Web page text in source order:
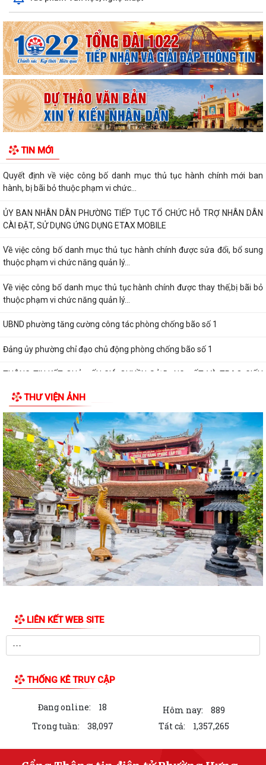
TIN MỚI
THÔNG BÁO: Thời gian tiếp tục triển khai thu Thuế sử dụng đất phi
nông nghiệp năm 2026 trên địa bàn...
Hải Phòng công khai thủ tục hành chính đặc thù mới ban hành lĩnh vực
đất đai thuộc phạm vi chức...
Hải Phòng công bố danh mục thủ tục hành chính được sửa đổi, bổ
sung, bị bãi bỏ thuộc phạm vi chức...
DÂN CÀI ĐẶT, SỬ DỤNG ỨNG DỤNG ETAX MOBILE,...
Quyết định về việc công bố danh mục thủ tục hành chính mới ban
hành, bị bãi bỏ thuộc phạm vi chức...
ỦY BAN NHÂN DÂN PHƯỜNG TIẾP TỤC TỔ CHỨC HỖ TRỢ NHÂN DÂN
CÀI ĐẶT, SỬ DỤNG ỨNG DỤNG ETAX MOBILE
Về việc công bố danh mục thủ tục hành chính được sửa đổi, bổ sung
thuộc phạm vi chức năng quản lý...
Về việc công bố danh mục thủ tục hành chính được thay thế,bị bãi bỏ
thuộc phạm vi chức năng quản lý...
UBND phường tăng cường công tác phòng chống bão số 1
Đảng ủy phường chỉ đạo chủ động phòng chống bão số 1
THÔNG TIN KẾT QUẢ ĐẤU GIÁ QUYỀN SỬ DỤNG ĐẤT VÀ TRAO GIẤY
THÔNG BÁO Về việc công khai số điện thoại đường dây nóng và trang
thông tin tiếp nhận kiến nghị,...
ẤM ÁP CHƯƠNG TRÌNH THĂM, TẶNG QUÀ NHÂN KỶ NIỆM 25 NĂM
NGÀY GIA ĐÌNH VIỆT NAM (28/6/2001 – 28/6/2026)
HỘI CỰU CHIẾN BINH, HỘI LHPN PHƯỜNG HƯNG ĐẠO DỌN VỆ SINH
NGHĨA TRANG LIỆT SĨ
HỘI ĐỒNG NHÂN DÂN PHƯỜNG HƯNG ĐẠO TỔ CHỨC KỲ HỌP THỨ 2
(KỲ HỌP THƯỜNG LỆ GIỮA NĂM) NĂM 2026
Đảng ủy phường Hưng Đạo đạt nhiều kết quả tích cực trong 6 tháng
đầu năm 2026
TRUNG TÂM CHÍNH TRỊ PHƯỜNG HƯNG ĐẠO TỔ CHỨC HỘI NGHỊ BÁO
CÁO VIÊN THÁNG 6 NĂM 2026
HỘI CỰU CHIẾN BINH PHƯỜNG RA MẮT MÔ HÌNH "CỰU CHIẾN BINH
THAM GIA QUẢN LÝ, CHĂM SÓC NGHĨA TRANG...
ĐẨY MẠNH CÔNG TÁC HUẤN LUYỆN PKND CỦA BCH QUÂN SỰ
PHƯỜNG HƯNG ĐẠO
THƯ VIỆN ẢNH
LIÊN KẾT WEB SITE
THỐNG KÊ TRUY CẬP
Đang online: 18 Hôm nay:
889
Trong tuần:
38,097 Tất cả: 1,357,265